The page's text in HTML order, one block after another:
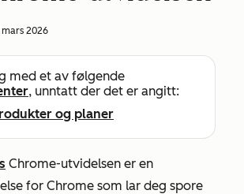
mars 2026
med et av følgende
, unntatt der det er angitt:
og planer
Chrome-utvidelsen er en
for Chrome som lar deg spore